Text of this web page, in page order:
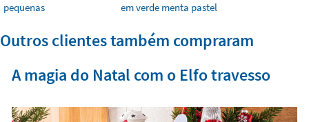
pequenas
em verde menta pastel
Outros clientes também compraram
A magia do Natal com o Elfo travesso